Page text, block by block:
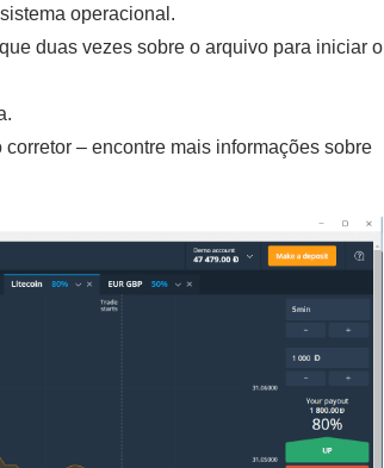
operacional.
duas vezes sobre o arquivo para iniciar o
– encontre mais informações sobre